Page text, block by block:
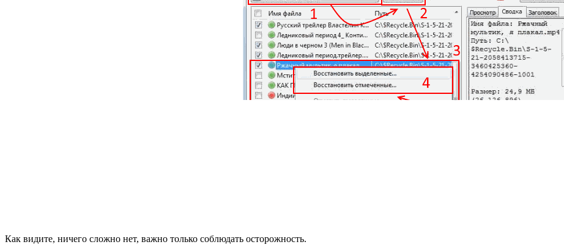
Как видите, ничего сложно нет, важно только соблюдать осторожность.